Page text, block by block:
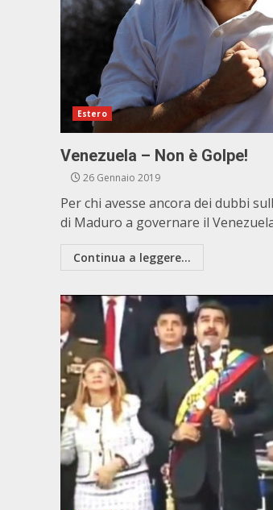
Estero
Venezuela – Non è Golpe!
26 Gennaio 2019
Per chi avesse ancora dei dubbi
di Maduro a governare il
Continua a leggere...